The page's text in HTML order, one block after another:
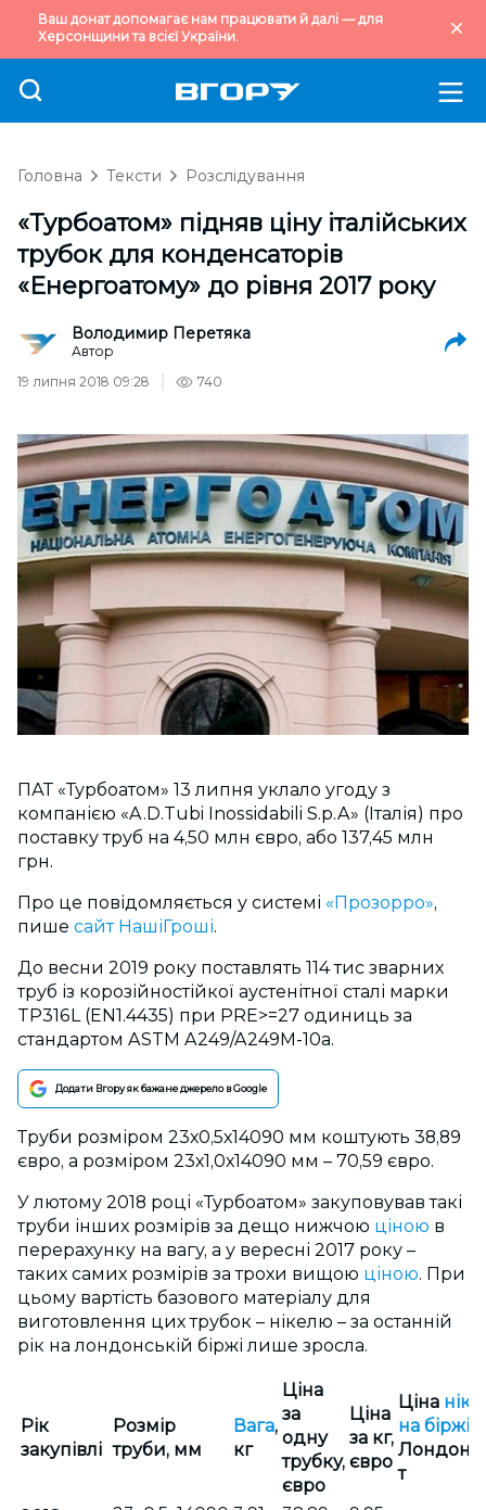
Ваш донат допомагає нам працювати й далі — для
Херсонщини та всієї України.
Головна Тексти Розслідування
«Турбоатом» підняв ціну італійських
трубок для конденсаторів
«Енергоатому» до рівня 2017 року
Володимир Перетяка
Автор
19 липня 2018 09:28
740
ПАТ «Турбоатом» 13 липня уклало угоду з
компанією «A.D.Tubi Inossidabili S.p.A» (Італія) про
поставку труб на 4,50 млн євро, або 137,45 млн
грн.
Про це повідомляється у системі «Прозорро»,
пише сайт НашіГроші.
До весни 2019 року поставлять 114 тис зварних
труб із корозійностійкої аустенітної сталі марки
TP316L (EN1.4435) при PRE>=27 одиниць за
стандартом ASTM A249/A249M-10а.
Додати Вгору як бажане джерело в Google
Труби розміром 23х0,5х14090 мм коштують 38,89
євро, а розміром 23х1,0х14090 мм – 70,59 євро.
У лютому 2018 році «Турбоатом» закуповував такі
труби інших розмірів за дещо нижчою ціною в
перерахунку на вагу, а у вересні 2017 року –
таких самих розмірів за трохи вищою ціною. При
цьому вартість базового матеріалу для
виготовлення цих трубок – нікелю – за останній
рік на лондонській біржі лише зросла.
Рік
закупівлі
Розмір
труби, мм
Вага,
кг
Ціна
за
одну
трубку,
євро
Ціна
за кг,
євро
Ціна
на біржі
Лондоні,
т